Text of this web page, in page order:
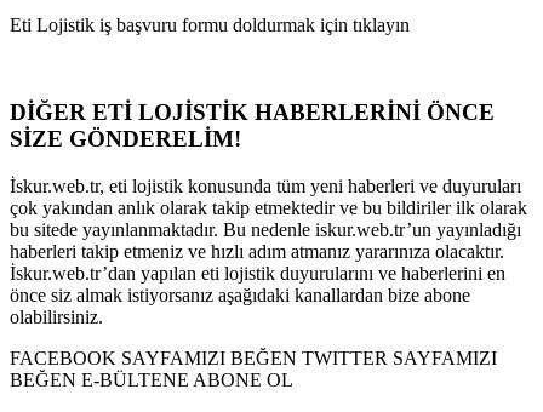
Eti Lojistik iş başvuru formu doldurmak için tıklayın
DİĞER ETİ LOJİSTİK HABERLERİNİ ÖNCE
SİZE GÖNDERELİM!
İskur.web.tr, eti lojistik konusunda tüm yeni haberleri ve duyuruları
çok yakından anlık olarak takip etmektedir ve bu bildiriler ilk olarak
bu sitede yayınlanmaktadır. Bu nedenle iskur.web.tr’un yayınladığı
haberleri takip etmeniz ve hızlı adım atmanız yararınıza olacaktır.
İskur.web.tr’dan yapılan eti lojistik duyurularını ve haberlerini en
önce siz almak istiyorsanız aşağıdaki kanallardan bize abone
olabilirsiniz.
FACEBOOK SAYFAMIZI BEĞEN TWITTER SAYFAMIZI
BEĞEN E-BÜLTENE ABONE OL